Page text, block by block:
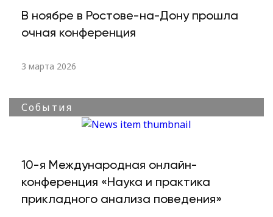
В ноябре в Ростове-на-Дону прошла
очная конференция
3 марта 2026
События
10-я Международная онлайн-
конференция «Наука и практика
прикладного анализа поведения»